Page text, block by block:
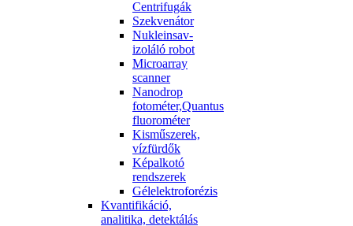
Centrifugák
Szekvenátor
Nukleinsav-
izoláló robot
Microarray
scanner
Nanodrop
fotométer,Quantus
fluorométer
Kisműszerek,
vízfürdők
Képalkotó
rendszerek
Gélelektroforézis
Kvantifikáció,
analitika, detektálás